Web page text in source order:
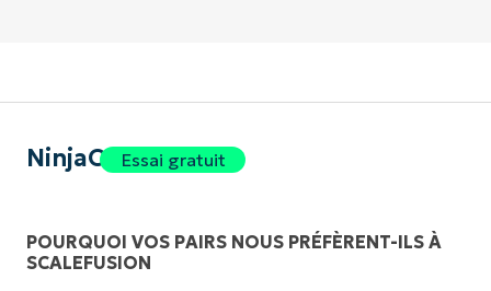
NinjaOneEssai gratuit
POURQUOI VOS PAIRS NOUS PRÉFÈRENT-ILS À
SCALEFUSION